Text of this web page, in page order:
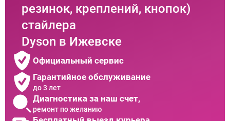
резинок, креплений, кнопок)
стайлера
Dyson в Ижевске
Официальный сервис
Гарантийное обслуживание
до 3 лет
Диагностика за наш счет,
ремонт по желанию